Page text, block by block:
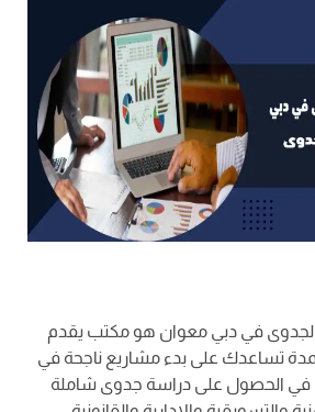
في دبي معوان هو مكتب يقدم
تساعدك على بدء مشاريع ناجحة في
في الحصول على دراسة جدوى شاملة